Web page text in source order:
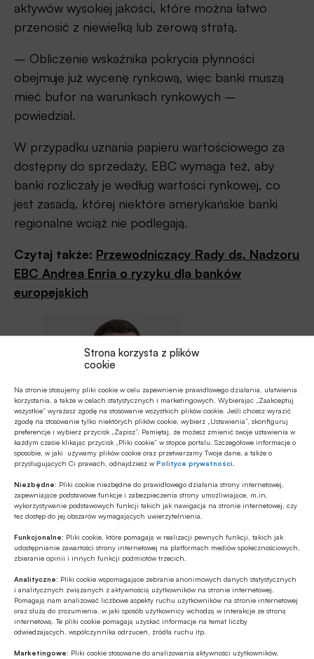
Strona korzysta z plików
cookie
Na stronie stosujemy pliki cookie w celu zapewnienie prawidłowego działania, ułatwienia
korzystania, a także w celach statystycznych i marketingowych. Wybierając „Zaakceptuj
wszystkie” wyrażasz zgodę na stosowanie wszystkich plików cookie. Jeśli chcesz wyrazić
zgodę na stosowanie tylko niektórych plików cookie, wybierz „Ustawienia”, skonfiguruj
preferencje i wybierz przycisk „Zapisz”. Pamiętaj, że możesz zmienić swoje ustawienia w
każdym czasie klikając przycisk „Pliki cookie” w stopce portalu. Szczegółowe informacje o
sposobie, w jaki używamy plików cookie oraz przetwarzamy Twoje dane, a także o
przysługujących Ci prawach, odnajdziesz wPolityce prywatności
Niezbędne: Pliki cookie niezbędne do prawidłowego działania strony internetowej,
zapewniające podstawowe funkcje i zabezpieczenia strony umożliwiające, m.in.
wykorzystywanie podstawowych funkcji takich jak nawigacja na stronie internetowej, czy
tez dostęp do jej obszarów wymagających uwierzytelnienia.
Funkcjonalne: Pliki cookie, które pomagają w realizacji pewnych funkcji, takich jak
udostępnianie zawartości strony internetowej na platformach mediów społecznościowych,
zbieranie opinii i innych funkcji podmiotów trzecich.
Analityczne: Pliki cookie wspomagające zebranie anonimowych danych statystycznych
i analitycznych związanych z aktywnością użytkowników na stronie internetowej.
Pomagają nam analizować liczbowe aspekty ruchu użytkowników na stronie internetowej
oraz służą do zrozumienia, w jaki sposób użytkownicy wchodzą w interakcje ze stroną
internetową. Te pliki cookie pomagają uzyskać informacje na temat liczby
odwiedzających, współczynnika odrzuceń, źródła ruchu itp.
Marketingowe: Pliki cookie stosowane do analizowania aktywności użytkowników,
aktywów wysokiej jakości, które można łatwo
przenosić z niewielką lub zerową stratą.
– Obliczenie wskaźnika pokrycia płynności
obejmuje już wycenę rynkową, więc banki muszą
mieć bufor na warunkach rynkowych –
powiedział.
W przypadku uznania papieru wartościowego za
dostępny do sprzedaży, EBC wymaga też, aby
banki rozliczały je według wartości rynkowej, co
jest zasadą, której niektóre amerykańskie banki
regionalne wciąż nie podlegają.
Czytaj także: Przewodniczący Rady ds. Nadzoru
EBC Andrea Enria o ryzyku dla banków
europejskich
Szymon Stellmaszyk. Doradca Zarządu
Związku Banków Polskich w Zespole ds.
międzynarodowych. Prawnik i absolwent
międzynarodowych stosunków
gospodarczych i politycznych –
Uniwersytet im. Adama Mickiewicza w
Poznaniu i KU Leuven. W ZBP od 2006
roku. Na przestrzeni lat członek